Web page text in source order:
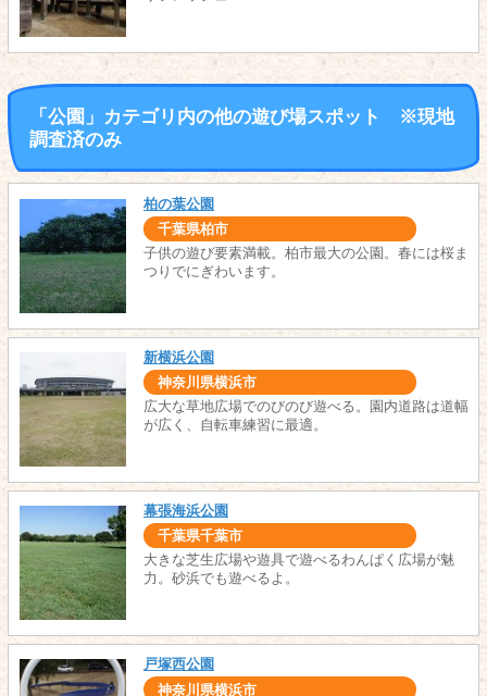
「公園」カテゴリ内の他の遊び場スポット ※現地
調査済のみ
柏の葉公園
千葉県柏市
子供の遊び要素満載。柏市最大の公園。春には桜ま
つりでにぎわいます。
新横浜公園
神奈川県横浜市
広大な草地広場でのびのび遊べる。園内道路は道幅
が広く、自転車練習に最適。
幕張海浜公園
千葉県千葉市
大きな芝生広場や遊具で遊べるわんぱく広場が魅
力。砂浜でも遊べるよ。
戸塚西公園
神奈川県横浜市